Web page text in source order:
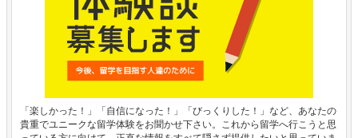
「楽しかった！」「自信になった！」「びっくりした！」など、あなたの
貴重でユニークな留学体験をお聞かせ下さい。これから留学へ行こうと思